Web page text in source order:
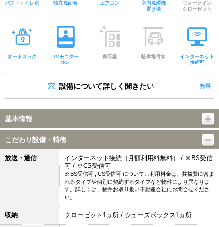
バス・トイレ別 独立洗面台 エアコン
室内洗濯機
置き場
ウォークイン
クローゼット
オートロック
TVモニター
ホン
角部屋 駐車場付き
インターネット
接続可
設備について詳しく聞きたい 無料
基本情報
こだわり設備・特徴
放送・通信
インターネット接続（月額利用料無料） / ※BS受信
可 / ※CS受信可
※ BS受信可 , CS受信可 について…利用料金は、共益費に含ま
れるタイプや個別に契約するタイプなど物件により異なりま
す。詳しくは、物件お取り扱い不動産会社にお問合せくださ
い。
収納 クローゼット1ヵ所 / シューズボックス1ヵ所